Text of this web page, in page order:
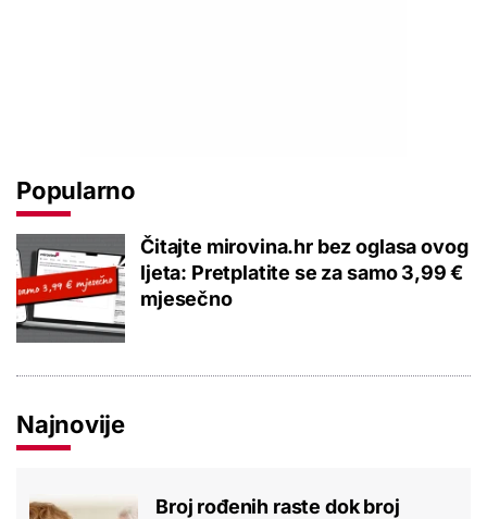
Popularno
Čitajte mirovina.hr bez oglasa ovog
ljeta: Pretplatite se za samo 3,99 €
mjesečno
Najnovije
Broj rođenih raste dok broj